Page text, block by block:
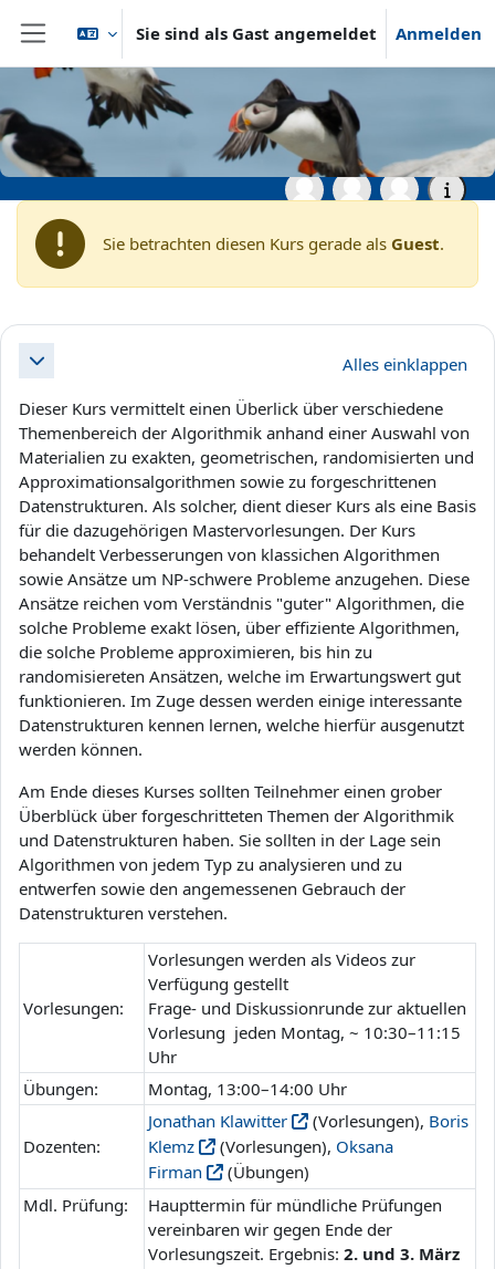
Zum Hauptinhalt
Website-Übersicht
Sie sind als Gast angemeldet Anmelden
Startseite Archiv Wintersemester 2020/2021
WS20: Advanced Algorithms
Sie betrachten diesen Kurs gerade als Guest.
Abschnittsübersicht
Einklappen
Alles einklappen
Dieser Kurs vermittelt einen Überlick über verschiedene
Themenbereich der Algorithmik anhand einer Auswahl von
Materialien zu exakten, geometrischen, randomisierten und
Approximationsalgorithmen sowie zu forgeschrittenen
Datenstrukturen. Als solcher, dient dieser Kurs als eine Basis
für die dazugehörigen Mastervorlesungen. Der Kurs
behandelt Verbesserungen von klassichen Algorithmen
sowie Ansätze um NP-schwere Probleme anzugehen. Diese
Ansätze reichen vom Verständnis "guter" Algorithmen, die
solche Probleme exakt lösen, über effiziente Algorithmen,
die solche Probleme approximieren, bis hin zu
randomisiereten Ansätzen, welche im Erwartungswert gut
funktionieren. Im Zuge dessen werden einige interessante
Datenstrukturen kennen lernen, welche hierfür ausgenutzt
werden können.
Am Ende dieses Kurses sollten Teilnehmer einen grober
Überblück über forgeschritteten Themen der Algorithmik
und Datenstrukturen haben. Sie sollten in der Lage sein
Algorithmen von jedem Typ zu analysieren und zu
entwerfen sowie den angemessenen Gebrauch der
Datenstrukturen verstehen.
Vorlesungen:
Vorlesungen werden als Videos zur
Verfügung gestellt
Frage- und Diskussionrunde zur aktuellen
Vorlesung jeden Montag, ~ 10:30–11:15
Uhr
Übungen:
Montag, 13:00–14:00 Uhr
Dozenten:
Jonathan Klawitter (Vorlesungen), Boris
Klemz
(Vorlesungen), Oksana
Firman
(Übungen)
Mdl. Prüfung:
Haupttermin für mündliche Prüfungen
vereinbaren wir gegen Ende der
Vorlesungszeit. Ergebnis: 2. und 3. März